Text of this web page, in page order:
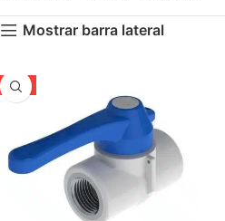
Mostrar barra lateral
-5%